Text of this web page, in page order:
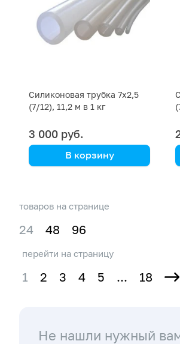
Силиконовая трубка 7х2,5
(7/12), 11,2 м в 1 кг
3 000 руб.
В корзину
товаров на странице
24 48 96
перейти на страницу
1 2 3 4 5 ... 18
Не нашли нужный